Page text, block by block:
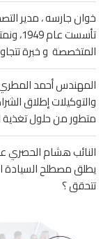
خوان جارسه ، مدير
المتخصصة و خبرة تتجاوز 26 عاماً في تطوير وإنتاج المغذيات
المهندس أحمد
والتوكيلات إطلاق
متطور من حلول تغذية
النائب هشام الحصري
يطلق مصطلح السيادة
تتحقق ؟